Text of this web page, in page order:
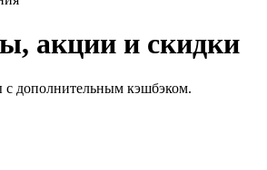
акции и скидки
дополнительным кэшбэком.